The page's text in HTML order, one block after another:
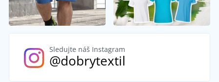
Sledujte náš Instagram
@dobrytextil